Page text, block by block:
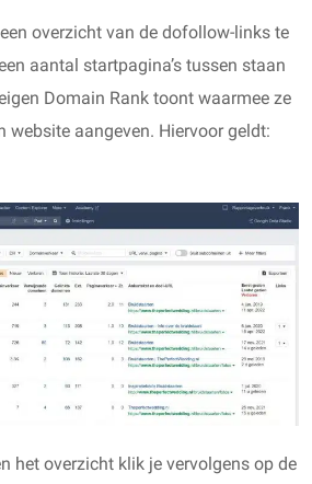
overzicht van de dofollow-links te
aantal startpagina’s tussen staan
Domain Rank toont waarmee ze
website aangeven. Hiervoor geldt:
het overzicht klik je vervolgens op de